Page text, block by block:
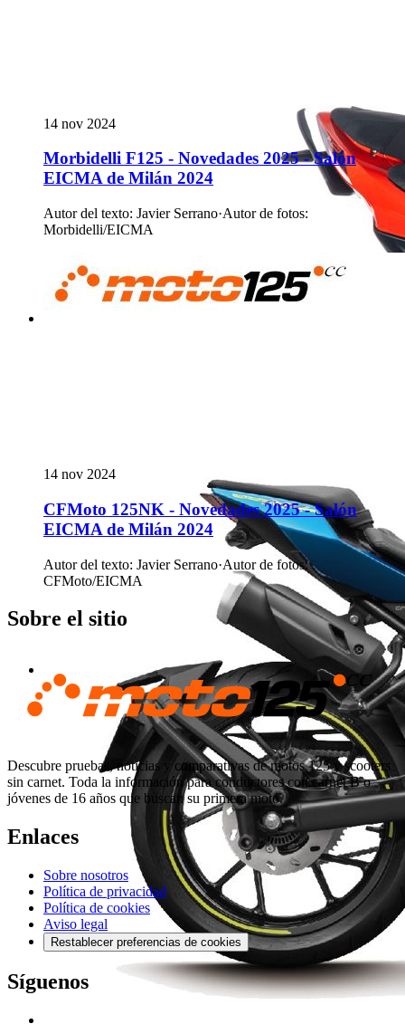
14 nov 2024
Morbidelli F125 - Novedades 2025 - Salón
EICMA de Milán 2024
Autor del texto: Javier Serrano·Autor de fotos:
Morbidelli/EICMA
14 nov 2024
CFMoto 125NK - Novedades 2025 - Salón
EICMA de Milán 2024
Autor del texto: Javier Serrano·Autor de fotos:
CFMoto/EICMA
Sobre el sitio
Descubre pruebas, noticias y comparativas de motos 125 y scooters
sin carnet. Toda la información para conductores con carnet B o
jóvenes de 16 años que buscan su primera moto.
Enlaces
Sobre nosotros
Política de privacidad
Política de cookies
Aviso legal
Restablecer preferencias de cookies
Síguenos